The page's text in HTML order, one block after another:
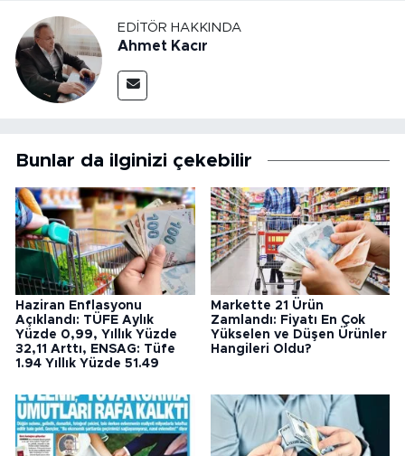
EDITÖR HAKKINDA
Ahmet Kacır
Bunlar da ilginizi çekebilir
Haziran Enflasyonu
Açıklandı: TÜFE Aylık
Yüzde 0,99, Yıllık Yüzde
32,11 Arttı, ENSAG: Tüfe
1.94 Yıllık Yüzde 51.49
Markette 21 Ürün
Zamlandı: Fiyatı En Çok
Yükselen ve Düşen Ürünler
Hangileri Oldu?